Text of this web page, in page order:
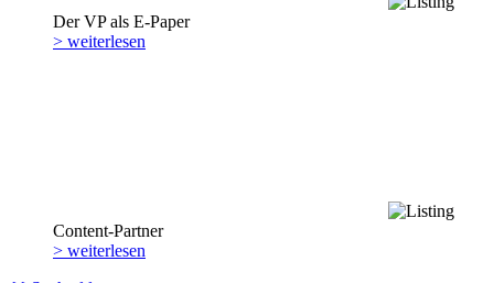
Der VP als E-Paper
> weiterlesen
Content-Partner
> weiterlesen